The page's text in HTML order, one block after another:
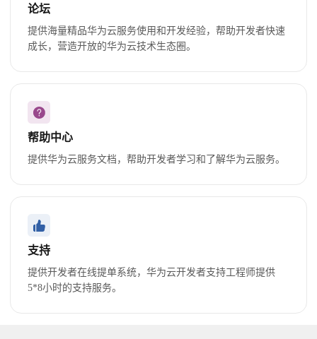
论坛
提供海量精品华为云服务使用和开发经验，帮助开发者快速
成长，营造开放的华为云技术生态圈。
帮助中心
提供华为云服务文档，帮助开发者学习和了解华为云服务。
支持
提供开发者在线提单系统，华为云开发者支持工程师提供
5*8小时的支持服务。